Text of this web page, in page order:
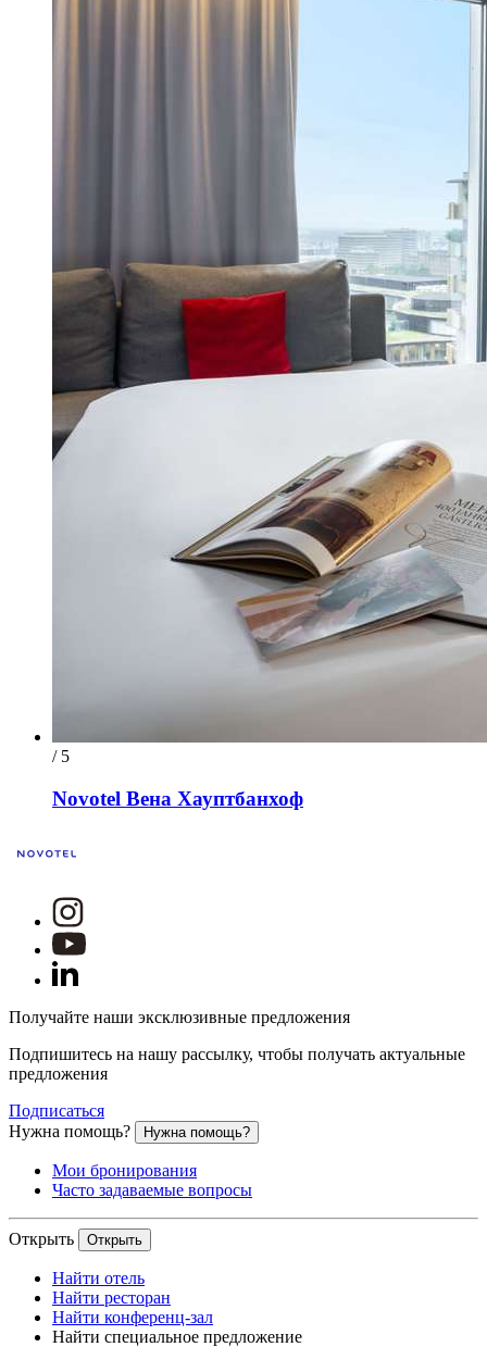
/ 5
Novotel Вена Хауптбанхоф
Получайте наши эксклюзивные предложения
Подпишитесь на нашу рассылку, чтобы получать актуальные
предложения
Подписаться
Нужна помощь?
Нужна помощь?
Мои бронирования
Часто задаваемые вопросы
Открыть Открыть
Найти отель
Найти ресторан
Найти конференц-зал
Найти специальное предложение